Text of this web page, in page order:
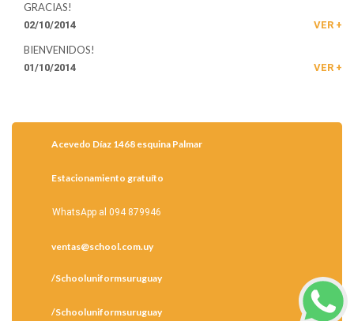
GRACIAS!
02/10/2014 VER +
BIENVENIDOS!
01/10/2014 VER +
Acevedo Díaz 1468 esquina Palmar
Estacionamiento gratuíto
WhatsApp al 094 879946
ventas@school.com.uy
/Schooluniformsuruguay
/Schooluniformsuruguay